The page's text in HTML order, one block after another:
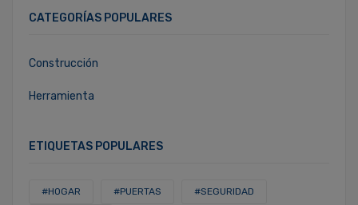
CATEGORÍAS POPULARES
Construcción
Herramienta
ETIQUETAS POPULARES
#HOGAR #PUERTAS #SEGURIDAD